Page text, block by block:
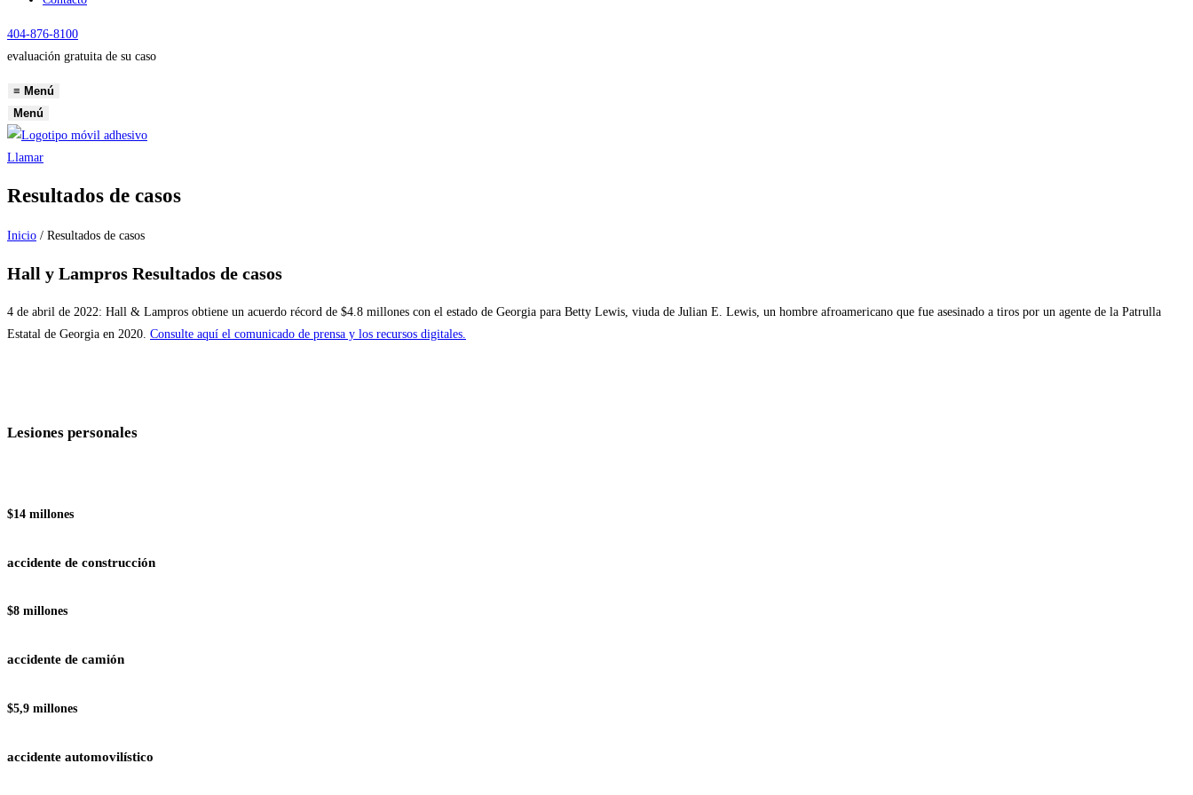
404-876-8100
evaluación gratuita de su caso
≡ Menú
Menú
Llamar
Resultados de casos
Inicio / Resultados de casos
Hall y Lampros Resultados de casos
4 de abril de 2022: Hall & Lampros obtiene un acuerdo récord de $4.8 millones con el estado de Georgia para Betty Lewis, viuda de Julian E. Lewis, un hombre afroamericano que fue asesinado a tiros por un agente de la Patrulla
Estatal de Georgia en 2020. Consulte aquí el comunicado de prensa y los recursos digitales.
Lesiones personales
$14 millones
accidente de construcción
$8 millones
accidente de camión
$5,9 millones
accidente automovilístico